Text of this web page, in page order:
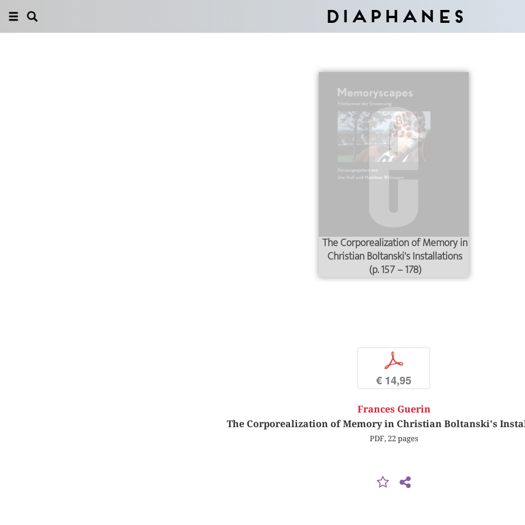
Diaphanes
The Corporealization of Memory in
Christian Boltanski's Installations
(p. 157 – 178)
p
€ 14,95
Frances Guerin
The Corporealization of Memory in Christian Boltanski's
PDF, 22 pages